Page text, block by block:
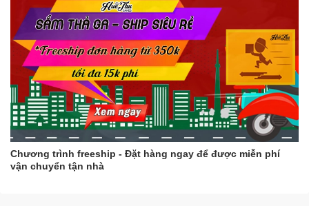
Chương trình freeship - Đặt hàng ngay để được miễn phí
vận chuyển tận nhà